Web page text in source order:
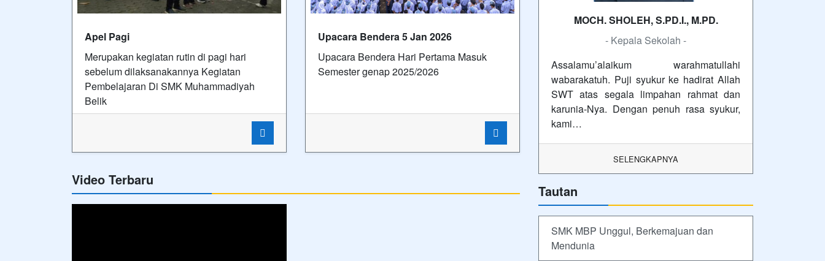
Apel Pagi
Merupakan kegiatan rutin di pagi hari
sebelum dilaksanakannya Kegiatan
Pembelajaran Di SMK Muhammadiyah
Belik
Upacara Bendera 5 Jan 2026
Upacara Bendera Hari Pertama Masuk
Semester genap 2025/2026
Video Terbaru
MOCH. SHOLEH, S.PD.I., M.PD.
- Kepala Sekolah -
Assalamu’alaikum warahmatullahi
wabarakatuh. Puji syukur ke hadirat Allah
SWT atas segala limpahan rahmat dan
karunia-Nya. Dengan penuh rasa syukur,
kami…
SELENGKAPNYA
Tautan
SMK MBP Unggul, Berkemajuan dan
Mendunia